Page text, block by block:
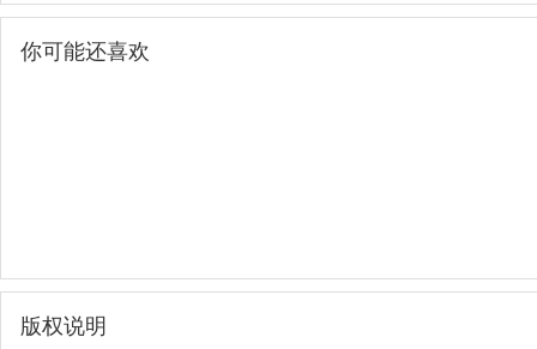
你可能还喜欢
版权说明